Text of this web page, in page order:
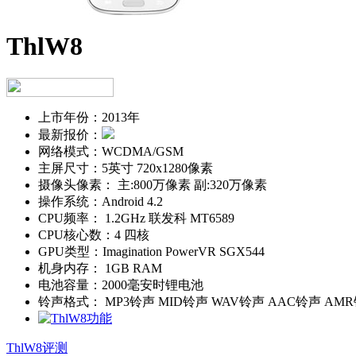
ThlW8
上市年份： 2013年
最新报价：
网络模式： WCDMA/GSM
主屏尺寸： 5英寸 720x1280像素
摄像头像素：
主:800万像素 副:320万像素
操作系统： Android 4.2
CPU频率：
1.2GHz 联发科 MT6589
CPU核心数： 4 四核
GPU类型： Imagination PowerVR SGX544
机身内存：
1GB RAM
电池容量： 2000毫安时锂电池
铃声格式：
MP3铃声 MID铃声 WAV铃声 AAC铃声
ThlW8评测